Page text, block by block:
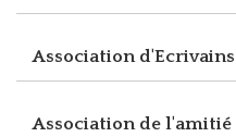
Association d'Ecrivains
Association de